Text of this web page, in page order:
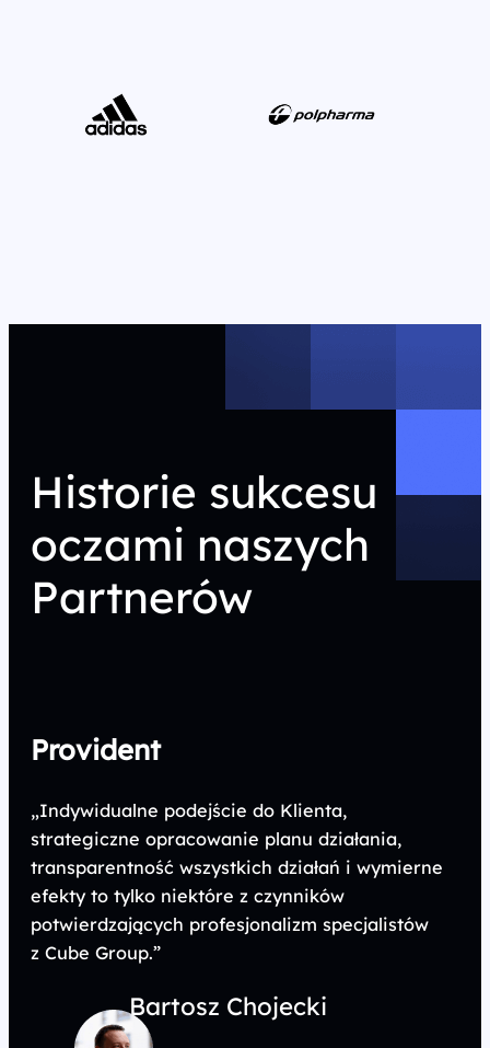
Historie sukcesu
oczami naszych
Partnerów
Provident
„Indywidualne podejście do Klienta,
strategiczne opracowanie planu działania,
transparentność wszystkich działań i wymierne
efekty to tylko niektóre z czynników
potwierdzających profesjonalizm specjalistów
z Cube Group.”
Bartosz Chojecki